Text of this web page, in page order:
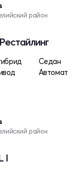
район
Седан
Автомат
район
I